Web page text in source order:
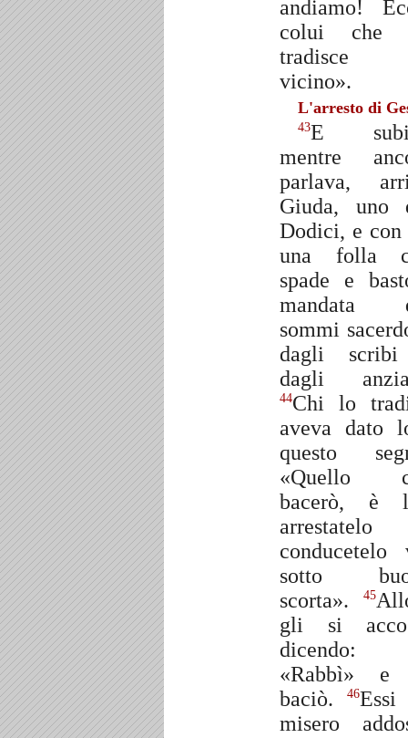
andiamo!
colui che
tradisce
vicino».
L'arresto di
43E
mentre
parlava,
Giuda, uno
Dodici, e
una folla
spade e
mandata
sommi
dagli
dagli
44Chi lo
aveva dato
questo
«Quello
bacerò, è
conducetelo
sotto
scorta».
45
gli si
dicendo:
«Rabbì»
baciò.
46Essi
misero